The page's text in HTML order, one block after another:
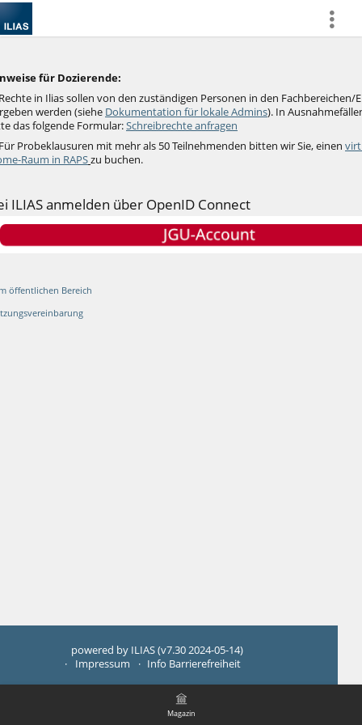
more
Magazin
für Dozierende:
in Ilias sollen von den zuständigen Personen in den Fachbereichen/
werden (siehe Dokumentation für lokale Admins). In
das folgende Formular:Schreibrechte anfragen
Probeklausuren mit mehr als 50 Teilnehmenden bitten wir Sie, einen
Raum in RAPSzu buchen.
ILIAS anmelden über OpenID Connect
öffentlichen Bereich
powered by ILIAS (v7.30 2024-05-14)
Impressum
Info Barrierefreiheit